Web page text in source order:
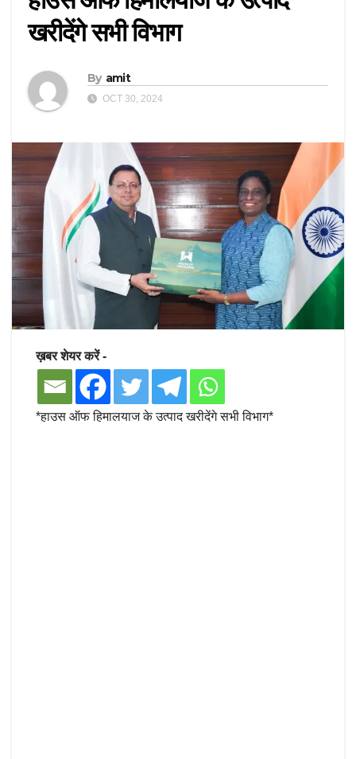
खरीदेंगे सभी विभाग
By amit
OCT 30, 2024
ख़बर शेयर करें -
*हाउस ऑफ हिमालयाज के उत्पाद खरीदेंगे सभी विभाग*